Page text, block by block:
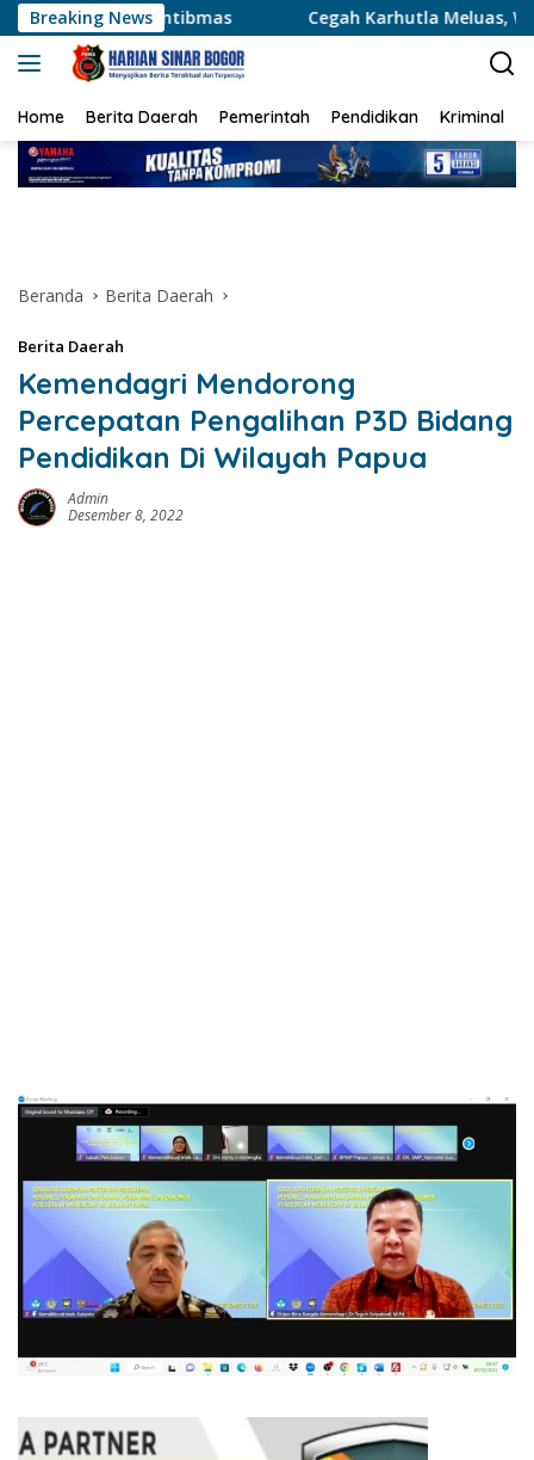
Langsung
ke
konten
Breaking NewsCegah Karhutla Meluas, Wakapolda Riau dan
Home Berita Daerah Pemerintah Pendidikan Kriminal
Beranda Berita Daerah
Berita Daerah
Kemendagri Mendorong
Percepatan Pengalihan P3D Bidang
Pendidikan Di Wilayah Papua
Admin
Desember 8, 2022